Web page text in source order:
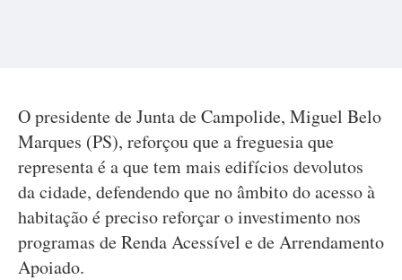
O presidente de Junta de Campolide, Miguel Belo
Marques (PS), reforçou que a freguesia que
representa é a que tem mais edifícios devolutos
da cidade, defendendo que no âmbito do acesso à
habitação é preciso reforçar o investimento nos
programas de Renda Acessível e de Arrendamento
Apoiado.